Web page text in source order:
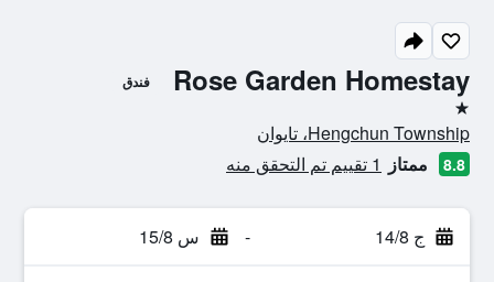
Rose Garden Homestay فندق
نجمة واحدة
Hengchun Township، تايوان
8.8 ممتاز 1 تقييم تم التحقق منه
ج 14/8 - س 15/8